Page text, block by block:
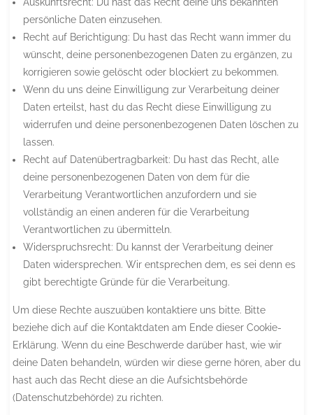
persönliche Daten einzusehen.
Recht auf Berichtigung: Du hast das Recht wann immer du
wünscht, deine personenbezogenen Daten zu ergänzen, zu
korrigieren sowie gelöscht oder blockiert zu bekommen.
Wenn du uns deine Einwilligung zur Verarbeitung deiner
Daten erteilst, hast du das Recht diese Einwilligung zu
widerrufen und deine personenbezogenen Daten löschen zu
lassen.
Recht auf Datenübertragbarkeit: Du hast das Recht, alle
deine personenbezogenen Daten von dem für die
Verarbeitung Verantwortlichen anzufordern und sie
vollständig an einen anderen für die Verarbeitung
Verantwortlichen zu übermitteln.
Widerspruchsrecht: Du kannst der Verarbeitung deiner
Daten widersprechen. Wir entsprechen dem, es sei denn es
gibt berechtigte Gründe für die Verarbeitung.
Um diese Rechte auszuüben kontaktiere uns bitte. Bitte
beziehe dich auf die Kontaktdaten am Ende dieser Cookie-
Erklärung. Wenn du eine Beschwerde darüber hast, wie wir
deine Daten behandeln, würden wir diese gerne hören, aber du
hast auch das Recht diese an die Aufsichtsbehörde
(Datenschutzbehörde) zu richten.